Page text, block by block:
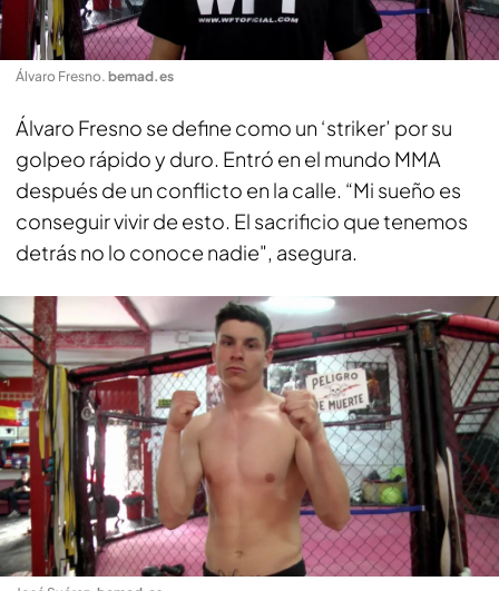
Álvaro Fresno. bemad.es
Álvaro Fresno se define como un ‘striker’ por su
golpeo rápido y duro. Entró en el mundo MMA
después de un conflicto en la calle. “Mi sueño es
conseguir vivir de esto. El sacrificio que tenemos
detrás no lo conoce nadie", asegura.